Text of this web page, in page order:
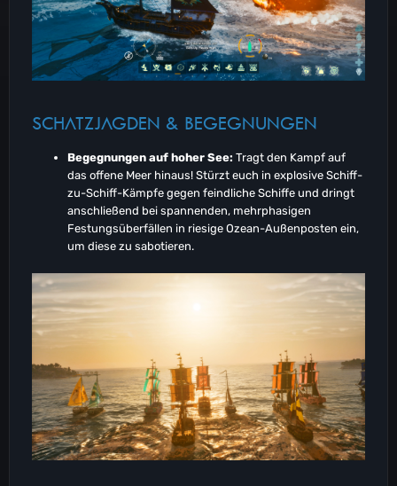
SCHATZJAGDEN & BEGEGNUNGEN
Begegnungen auf hoher See: Tragt den Kampf auf
das offene Meer hinaus! Stürzt euch in explosive Schiff-
zu-Schiff-Kämpfe gegen feindliche Schiffe und dringt
anschließend bei spannenden, mehrphasigen
Festungsüberfällen in riesige Ozean-Außenposten ein,
um diese zu sabotieren.